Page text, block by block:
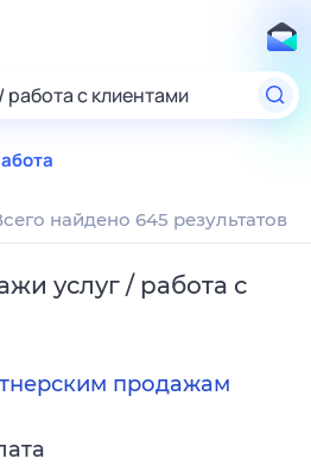
с клиентами
найдено 645 результатов
услуг / работа с
продажам